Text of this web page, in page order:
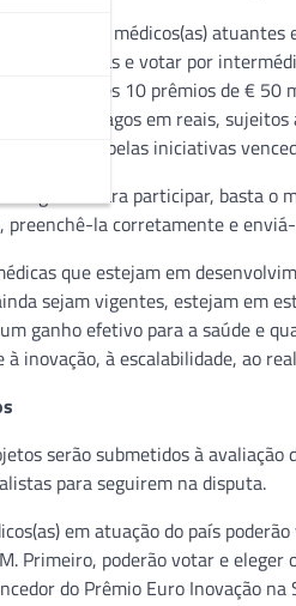
para médicos(as)
iniciativas e votar por
entregues 10 prêmios de €
e pagos em reais,
pelas iniciativas
agosto. Para participar, basta
preenchê-la corretamente e
que estejam em
sejam vigentes, estejam em
ganho efetivo para a saúde e
inovação, à escalabilidade, ao
serão submetidos à
para seguirem na disputa.
em atuação do país
Primeiro, poderão votar e
do Prêmio Euro Inovação